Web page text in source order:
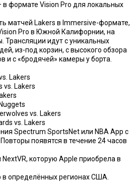
формате Vision Pro для локальных
матчей Lakers в Immersive-формате,
Pro в Южной Калифорнии, на
Трансляции идут с уникальных
из-под корзин, с высокого обзора
и с «бродячей» камеры у борта.
Lakers
vs. Lakers
vs. Lakers
vs. Lakers
Spectrum SportsNet или NBA App с
появятся в течение 24 часов
NextVR, которую Apple приобрела в
в определённых регионах США.